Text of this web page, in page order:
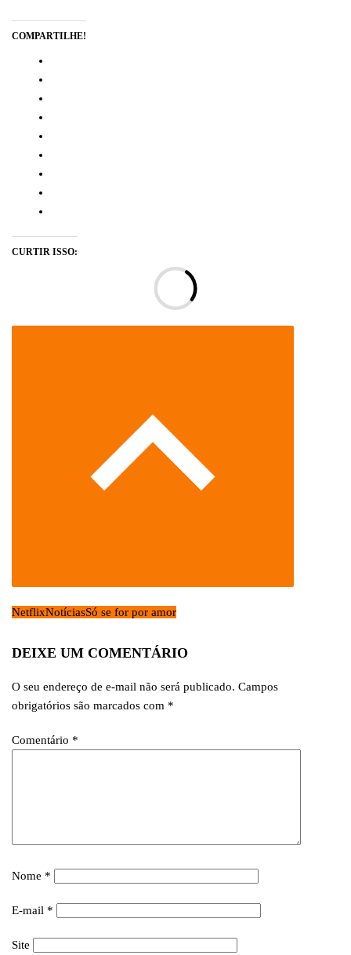
COMPARTILHE!
CURTIR ISSO:
NetflixNotíciasSó se for por amor
DEIXE UM COMENTÁRIO
O seu endereço de e-mail não será publicado. Campos
obrigatórios são marcados com *
Comentário *
Nome *
E-mail *
Site